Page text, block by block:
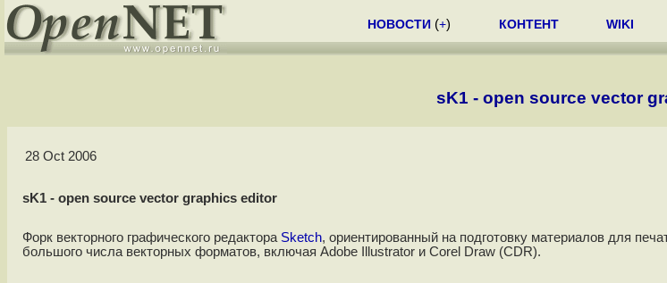
НОВОСТИ (+) КОНТЕНТ WIKI
sK1 - open source vector
28 Oct 2006
sK1 - open source vector graphics editor
Форк векторного графического редактора Sketch, ориентированный на подготовку материалов для
большого числа векторных форматов, включая Adobe Illustrator и Corel Draw (CDR).